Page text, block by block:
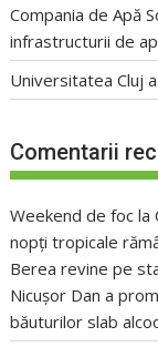
Compania de Apă
infrastructurii de
Universitatea Cluj
Comentarii
Weekend de foc la
nopți tropicale
Berea revine pe
Nicușor Dan a
băuturilor slab